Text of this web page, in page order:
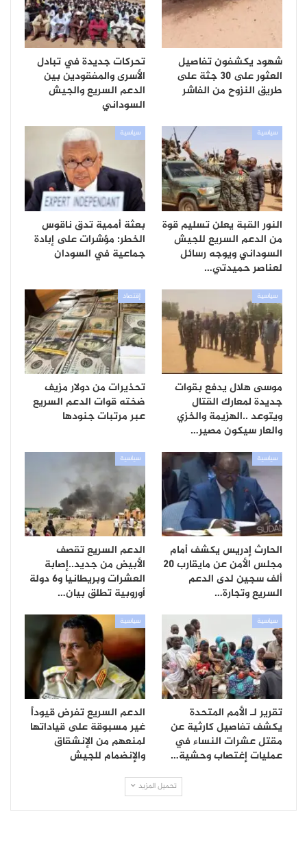
شهود يكشفون تفاصيل
العثور على 30 جثة على
طريق النزوح من الفاشر
تحركات جديدة في تبادل
الأسرى والمفقودين بين
الدعم السريع والجيش
السوداني
سياسية
النور القبة يعلن تسليم قوة
من الدعم السريع للجيش
السوداني ويوجه رسائل
لعناصر حميدتي…
سياسية
بعثة أممية تدق ناقوس
الخطر: مؤشرات على إبادة
جماعية في السودان
سياسية
موسى هلال يدفع بقوات
جديدة لمعارك القتال
ويتوعد ..الهزيمة والخزي
والعار سيكون مصير…
إقتصاد
تحذيرات من دولار مزيف
ضخته قوات الدعم السريع
عبر مرتبات جنودها
سياسية
الحارث إدريس يكشف أمام
مجلس الأمن عن مايقارب 20
ألف سجين لدى الدعم
السريع وتجارة…
سياسية
الدعم السريع تقصف
الأبيض من جديد..إصابة
العشرات وبريطانيا و6 دولة
أوروبية تطلق بيان…
سياسية
تقرير لـ الأمم المتحدة
يكشف تفاصيل كارثية عن
مقتل عشرات النساء في
عمليات إغتصاب وحشية…
سياسية
الدعم السريع تفرض قيوداً
غير مسبوقة على قياداتها
لمنعهم من الإنشقاق
والإنضمام للجيش
تحميل المزيد